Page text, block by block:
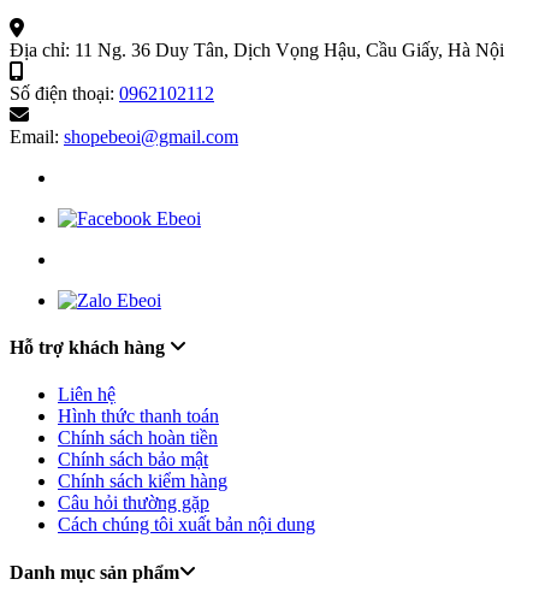
Địa chỉ: 11 Ng. 36 Duy Tân, Dịch Vọng Hậu, Cầu Giấy, Hà Nội
Số điện thoại: 0962102112
Email: shopebeoi@gmail.com
Hỗ trợ khách hàng
Liên hệ
Hình thức thanh toán
Chính sách hoàn tiền
Chính sách bảo mật
Chính sách kiểm hàng
Câu hỏi thường gặp
Cách chúng tôi xuất bản nội dung
Danh mục sản phẩm